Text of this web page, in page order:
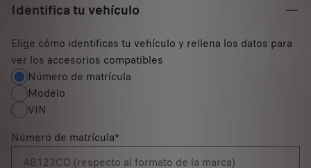
Identifica tu vehículo
Elige cómo identificas tu vehículo y rellena los datos para
ver los accesorios compatibles
Número de matrícula
Modelo
VIN
Número de matrícula*